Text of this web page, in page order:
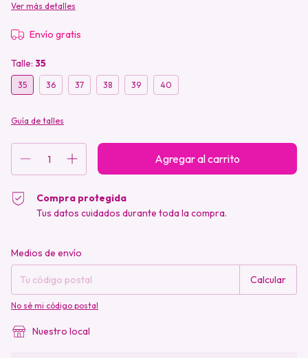
Ver más detalles
Envío gratis
Talle: 35
35 36 37 38 39 40
Guía de talles
Compra protegida
Tus datos cuidados durante toda la compra.
Entregas para el CP:
Medios de envío
Calcular
No sé mi código postal
Nuestro local